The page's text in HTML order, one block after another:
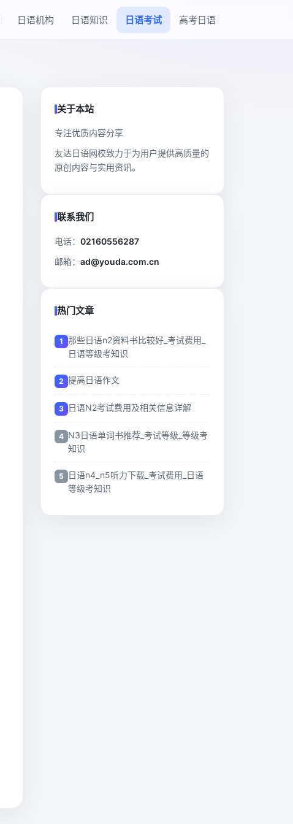
日语机构 日语知识 日语考试 高考日语
关于本站
专注优质内容分享
友达日语网校致力于为用户提供高质量的
原创内容与实用资讯。
联系我们
电话： 02160556287
邮箱： ad@youda.com.cn
热门文章
那些日语n2资料书比较好_考试费用_
日语等级考知识
提高日语作文
日语N2考试费用及相关信息详解
N3日语单词书推荐_考试等级_等级考
知识
日语n4_n5听力下载_考试费用_日语
等级考知识